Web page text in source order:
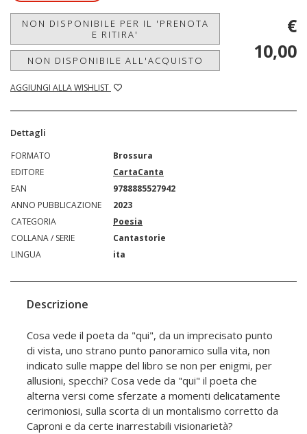
NON DISPONIBILE PER IL 'PRENOTA
E RITIRA'
NON DISPONIBILE ALL'ACQUISTO
AGGIUNGI ALLA WISHLIST
€
10,00
Dettagli
FORMATO
Brossura
EDITORE
CartaCanta
EAN
9788885527942
ANNO PUBBLICAZIONE
2023
CATEGORIA
Poesia
COLLANA / SERIE
Cantastorie
LINGUA
ita
Descrizione
Cosa vede il poeta da "qui", da un imprecisato punto
di vista, uno strano punto panoramico sulla vita, non
indicato sulle mappe del libro se non per enigmi, per
allusioni, specchi? Cosa vede da "qui" il poeta che
alterna versi come sferzate a momenti delicatamente
cerimoniosi, sulla scorta di un montalismo corretto da
Caproni e da certe inarrestabili visionarietà?